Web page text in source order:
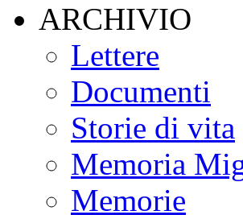
ARCHIVIO
Lettere
Documenti
Storie di vita
Memoria
Memorie